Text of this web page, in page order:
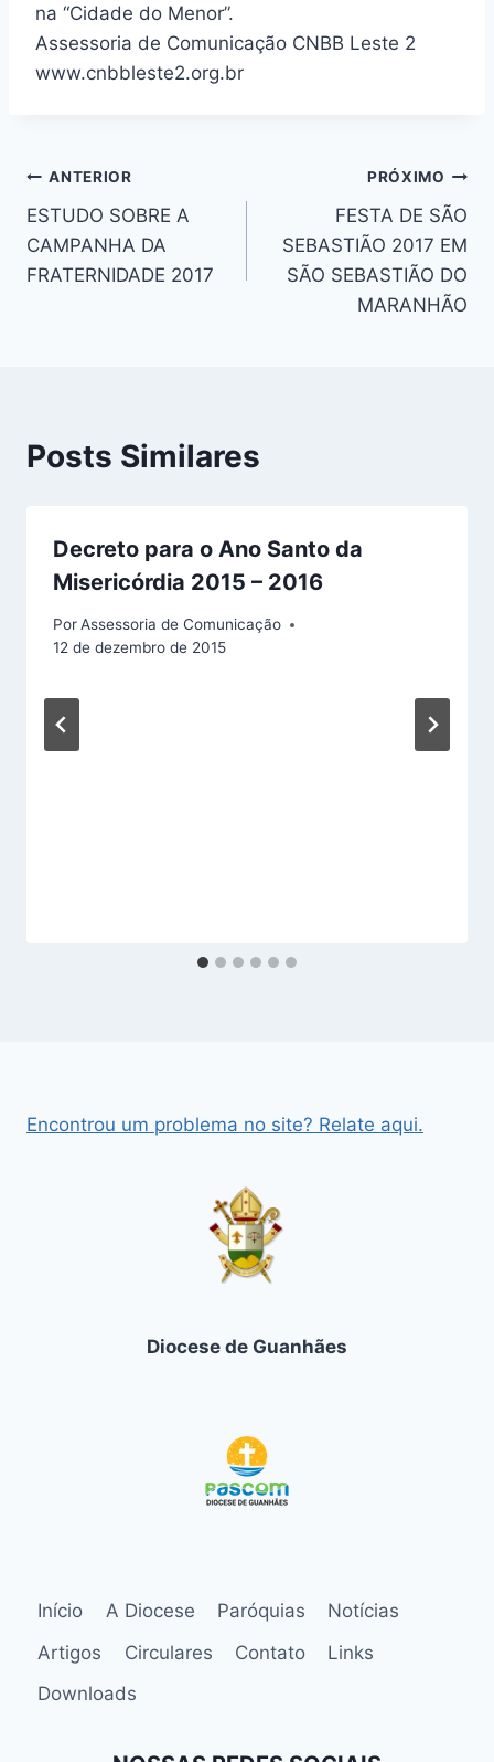
na “Cidade do Menor”.
Assessoria de Comunicação CNBB Leste 2
www.cnbbleste2.org.br
Navegação
de
Post
ANTERIOR
ESTUDO SOBRE A
CAMPANHA DA
FRATERNIDADE 2017
PRÓXIMO
FESTA DE SÃO
SEBASTIÃO 2017 EM
SÃO SEBASTIÃO DO
MARANHÃO
Posts Similares
Decreto para o Ano Santo da
Misericórdia 2015 – 2016
PorAssessoria de Comunicação
12 de dezembro de 2015
Encontrou um problema no site? Relate aqui.
Diocese de Guanhães
Início A Diocese Paróquias
Notícias
Artigos
Circulares Contato
Links
Downloads